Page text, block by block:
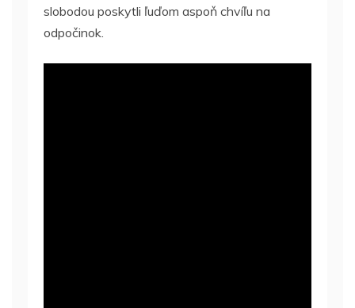
slobodou poskytli ľuďom aspoň chvíľu na
odpočinok.